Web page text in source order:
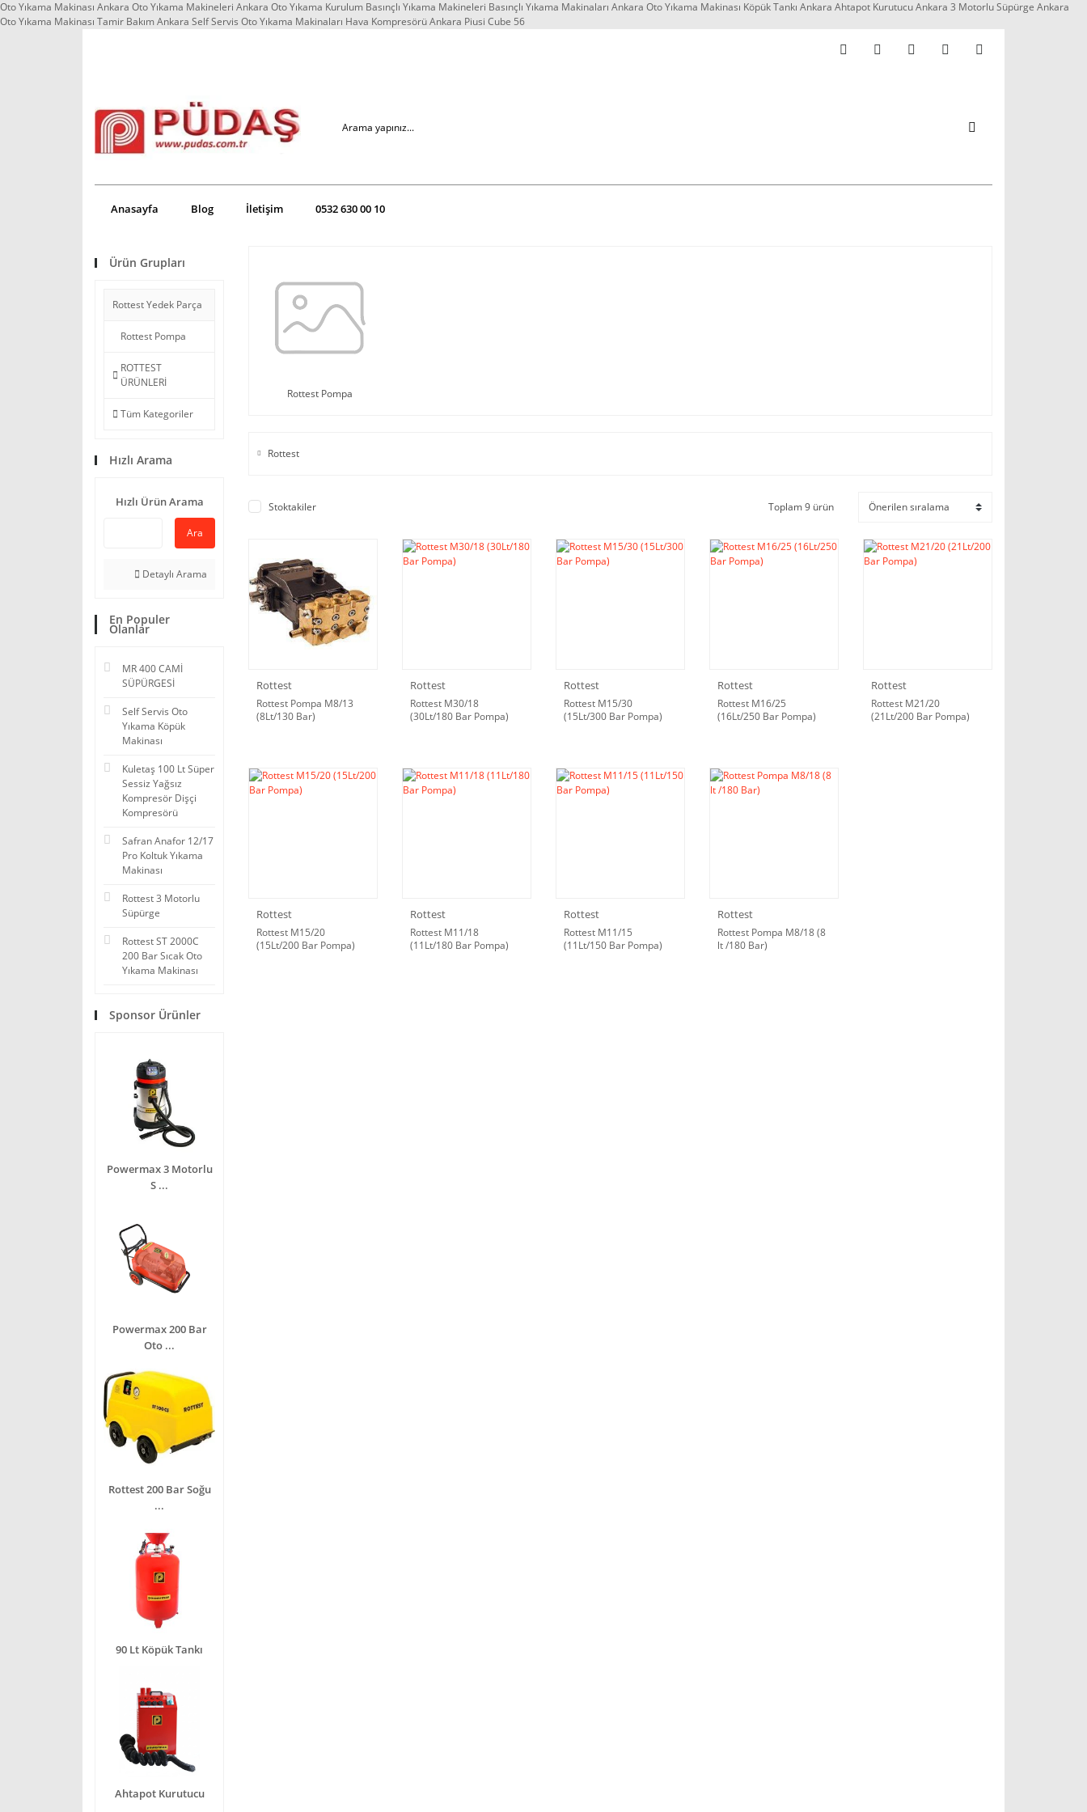
Oto Yıkama Makinası Ankara Oto Yıkama Makineleri Ankara Oto Yıkama Kurulum Basınçlı Yıkama Makineleri Basınçlı Yıkama Makinaları Ankara Oto Yıkama Makinası Köpük Tankı Ankara Ahtapot Kurutucu Ankara 3 Motorlu Süpürge Ankara
Oto Yıkama Makinası Tamir Bakım Ankara Self Servis Oto Yıkama Makinaları Hava Kompresörü Ankara Piusi Cube 56
Anasayfa Blog İletişim 0532 630 00 10
Ürün Grupları
Rottest Yedek Parça
Rottest Pompa
ROTTEST
ÜRÜNLERİ
Tüm Kategoriler
Hızlı Arama
Hızlı Ürün Arama
Ara
Detaylı Arama
En Populer
Olanlar
MR 400 CAMİ
SÜPÜRGESİ
Self Servis Oto
Yıkama Köpük
Makinası
Kuletaş 100 Lt Süper
Sessiz Yağsız
Kompresör Dişçi
Kompresörü
Safran Anafor 12/17
Pro Koltuk Yıkama
Makinası
Rottest 3 Motorlu
Süpürge
Rottest ST 2000C
200 Bar Sıcak Oto
Yıkama Makinası
Sponsor Ürünler
Powermax 3 Motorlu
S ...
Powermax 200 Bar
Oto ...
Rottest 200 Bar Soğu
...
90 Lt Köpük Tankı
Ahtapot Kurutucu
Rottest Pompa
Rottest
Stoktakiler Toplam 9 ürün
Rottest
Rottest Pompa M8/13
(8Lt/130 Bar)
Rottest
Rottest M30/18
(30Lt/180 Bar Pompa)
Rottest
Rottest M15/30
(15Lt/300 Bar Pompa)
Rottest
Rottest M16/25
(16Lt/250 Bar Pompa)
Rottest
Rottest M21/20
(21Lt/200 Bar Pompa)
Rottest
Rottest M15/20
(15Lt/200 Bar Pompa)
Rottest
Rottest M11/18
(11Lt/180 Bar Pompa)
Rottest
Rottest M11/15
(11Lt/150 Bar Pompa)
Rottest
Rottest Pompa M8/18 (8
lt /180 Bar)